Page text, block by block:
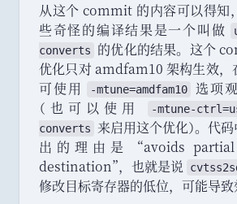
从这个 commit 的内容可以得知，
些奇怪的编译结果是一个叫做
converts
的优化的结果。 这个
优化只对 amdfam10 架构生效，
可使用
-mtune=amdfam10
选项
（ 也可以使用 -mtune-ctrl=
converts
来启用这个优化）。 代
出的理由是 “avoids
destination”， 也就是说
修改目标寄存器的低位， 可能导